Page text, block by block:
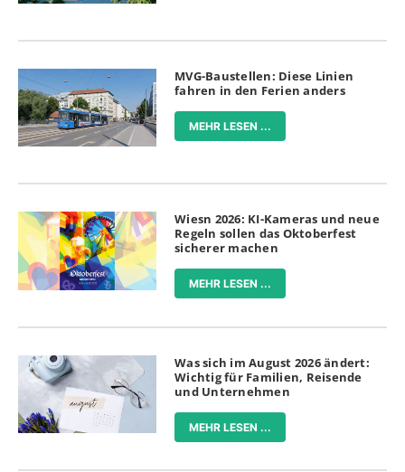
MVG-Baustellen: Diese Linien
fahren in den Ferien anders
MEHR LESEN ...
Wiesn 2026: KI-Kameras und neue
Regeln sollen das Oktoberfest
sicherer machen
MEHR LESEN ...
Was sich im August 2026 ändert:
Wichtig für Familien, Reisende
und Unternehmen
MEHR LESEN ...